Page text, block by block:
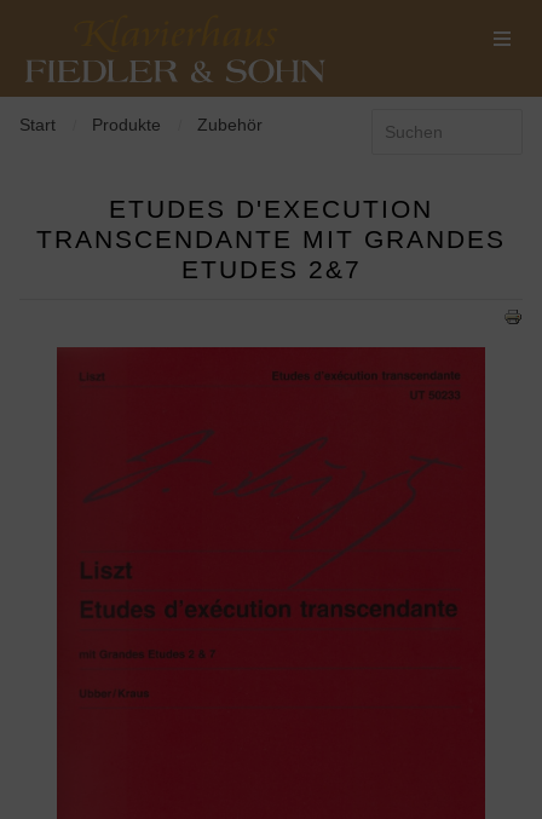
Start Produkte Zubehör
ETUDES D'EXECUTION
TRANSCENDANTE MIT GRANDES
ETUDES 2&7